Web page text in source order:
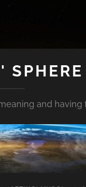
SPHERE
and having